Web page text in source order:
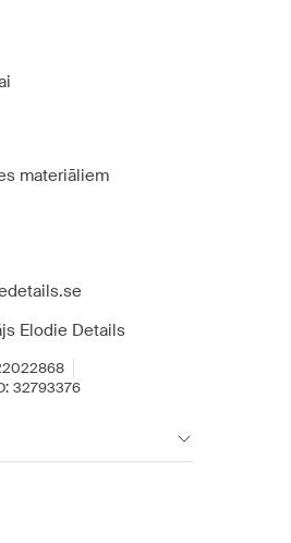
materiāliem
Elodie Details
32793376